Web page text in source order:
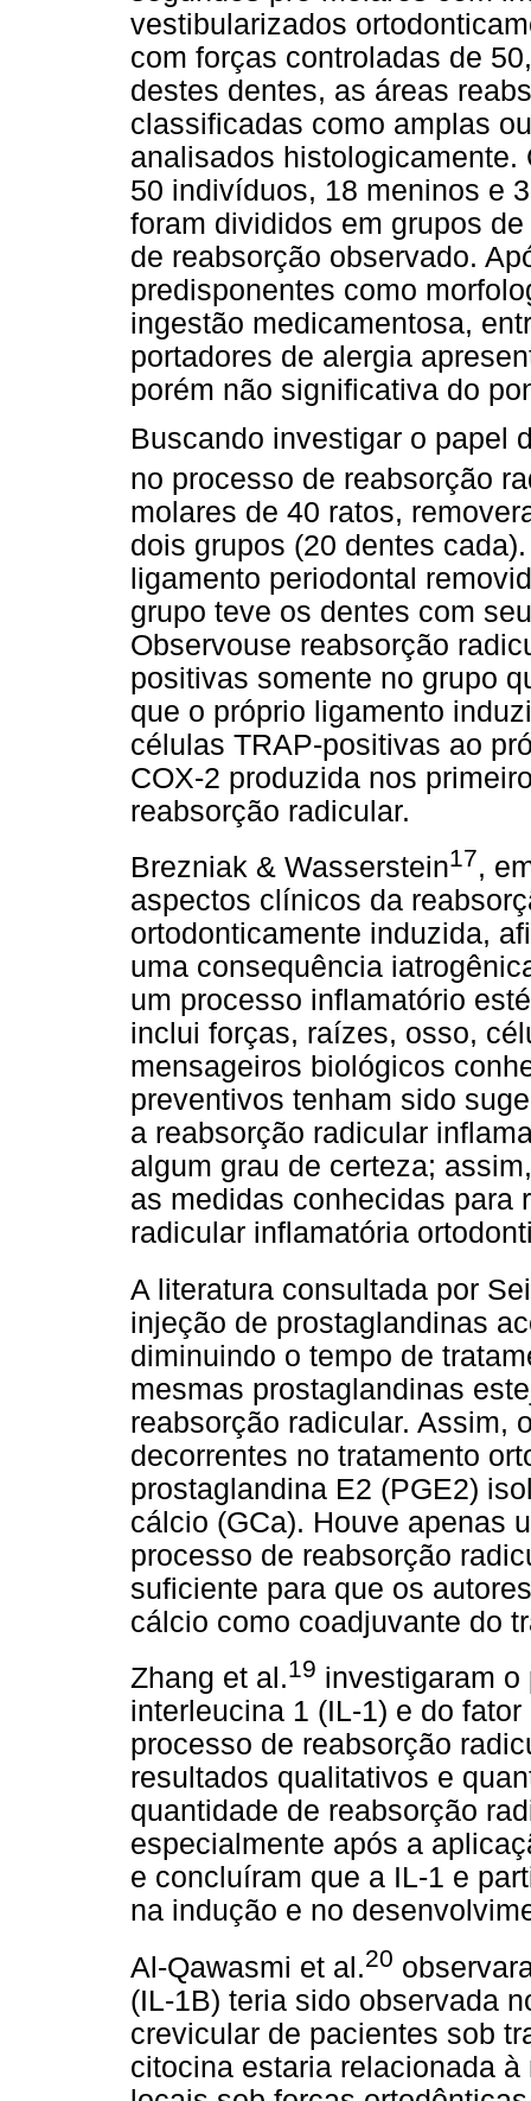
vestibularizados
com forças controladas de
destes dentes, as áreas
classificadas como amplas
analisados
50 indivíduos, 18 meninos e
foram divididos em grupos
de reabsorção observado.
predisponentes como
ingestão medicamentosa,
portadores de alergia
porém não significativa do
Buscando investigar o papel
no processo de reabsorção
molares de 40 ratos,
dois grupos (20 dentes
ligamento periodontal
grupo teve os dentes com
Observouse reabsorção
positivas somente no grupo
que o próprio ligamento
células TRAP-positivas ao
COX-2 produzida nos
reabsorção radicular.
Brezniak & Wasserstein17,
aspectos clínicos da
ortodonticamente induzida,
uma consequência
um processo inflamatório
inclui forças, raízes, osso,
mensageiros biológicos
preventivos tenham sido
a reabsorção radicular
algum grau de certeza;
as medidas conhecidas para
radicular inflamatória
A literatura consultada por
injeção de prostaglandinas
diminuindo o tempo de
mesmas prostaglandinas
reabsorção radicular. Assim,
decorrentes no tratamento
prostaglandina E2 (PGE2)
cálcio (GCa). Houve apenas
processo de reabsorção
suficiente para que os
cálcio como coadjuvante do
Zhang et al.19 investigaram
interleucina 1 (IL-1) e do
processo de reabsorção
resultados qualitativos e
quantidade de reabsorção
especialmente após a
e concluíram que a IL-1 e
na indução e no
Al-Qawasmi et al.20
(IL-1B) teria sido observada
crevicular de pacientes sob
citocina estaria relacionada